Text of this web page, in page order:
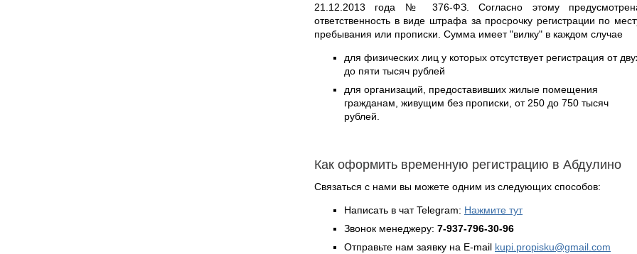
21.12.2013 года № 376-ФЗ. Согласно этому
ответственность в виде штрафа за просрочку регистрации по
пребывания или прописки. Сумма имеет "вилку" в каждом случае
для физических лиц у которых отсутствует регистрация от
до пяти тысяч рублей
для организаций, предоставивших жилые помещения
гражданам, живущим без прописки, от 250 до 750 тысяч
рублей.
Как оформить временную регистрацию в Абдулино
Связаться с нами вы можете одним из следующих способов:
Написать в чат Telegram: Нажмите тут
Звонок менеджеру: 7-937-796-30-96
Отправьте нам заявку на E-mail kupi.propisku@gmail.com